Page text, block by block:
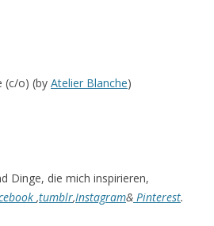
(c/o) (by Atelier Blanche)
Dinge, die mich inspirieren,
,tumblr,Instagram& Pinterest.